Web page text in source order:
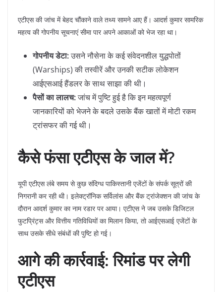
​एटीएस की जांच में बेहद चौंकाने वाले तथ्य सामने आए हैं। आदर्श कुमार सामरिक
महत्व की गोपनीय सूचनाएं सीमा पार अपने आकाओं को भेज रहा था।
गोपनीय डेटा:उसने नौसेना के कई संवेदनशील युद्धपोतों
(Warships) की तस्वीरें और उनकी सटीक लोकेशन
आईएसआई हैंडलर के साथ साझा की थी।
पैसों का लालच:जांच में पुष्टि हुई है कि इन महत्वपूर्ण
जानकारियों को भेजने के बदले उसके बैंक खातों में मोटी रकम
ट्रांसफर की गई थी।
कैसे फंसा एटीएस के जाल में?
​यूपी एटीएस लंबे समय से कुछ संदिग्ध पाकिस्तानी एजेंटों के संपर्क सूत्रों की
निगरानी कर रही थी। इलेक्ट्रॉनिक सर्विलांस और बैंक ट्रांजेक्शन की जांच के
दौरान आदर्श कुमार का नाम रडार पर आया। एटीएस ने जब उसके डिजिटल
फुटप्रिंट्स और वित्तीय गतिविधियों का मिलान किया, तो आईएसआई एजेंटों के
साथ उसके सीधे संबंधों की पुष्टि हो गई।
आगे की कार्रवाई: रिमांड पर लेगी
एटीएस